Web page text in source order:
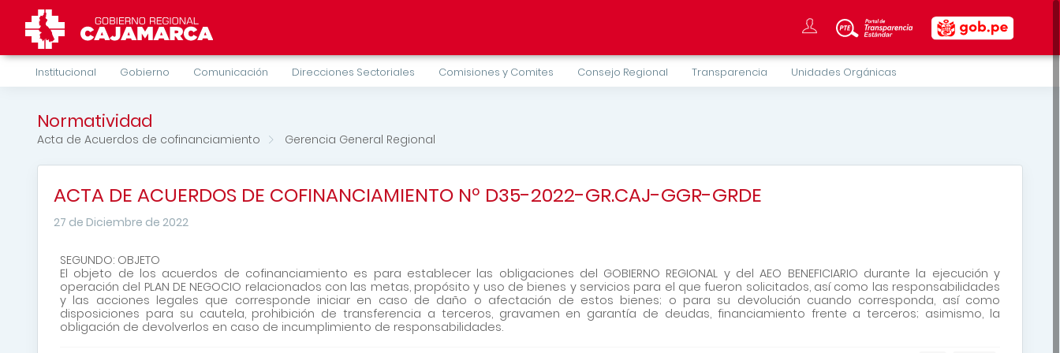
Institucional Gobierno Comunicación Direcciones Sectoriales Comisiones y Comites Consejo Regional Transparencia Unidades Orgánicas
Normatividad
Acta de Acuerdos de cofinanciamiento Gerencia General Regional
ACTA DE ACUERDOS DE COFINANCIAMIENTO Nº D35-2022-GR.CAJ-GGR-GRDE
27 de Diciembre de 2022
SEGUNDO: OBJETO
El objeto de los acuerdos de cofinanciamiento es para establecer las obligaciones del GOBIERNO REGIONAL y del AEO BENEFICIARIO durante la ejecución y
operación del PLAN DE NEGOCIO relacionados con las metas, propósito y uso de bienes y servicios para el que fueron solicitados, así como las responsabilidades
y las acciones legales que corresponde iniciar en caso de daño o afectación de estos bienes; o para su devolución cuando corresponda, así como
disposiciones para su cautela, prohibición de transferencia a terceros, gravamen en garantía de deudas, financiamiento frente a terceros; asimismo, la
obligación de devolverlos en caso de incumplimiento de responsabilidades.